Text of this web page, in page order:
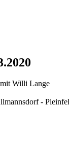
Willi Lange
-